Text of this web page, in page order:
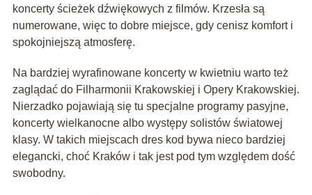
koncerty ścieżek dźwiękowych z filmów. Krzesła są
numerowane, więc to dobre miejsce, gdy cenisz komfort i
spokojniejszą atmosferę.
Na bardziej wyrafinowane koncerty w kwietniu warto też
zaglądać do Filharmonii Krakowskiej i Opery Krakowskiej.
Nierzadko pojawiają się tu specjalne programy pasyjne,
koncerty wielkanocne albo występy solistów światowej
klasy. W takich miejscach dres kod bywa nieco bardziej
elegancki, choć Kraków i tak jest pod tym względem dość
swobodny.